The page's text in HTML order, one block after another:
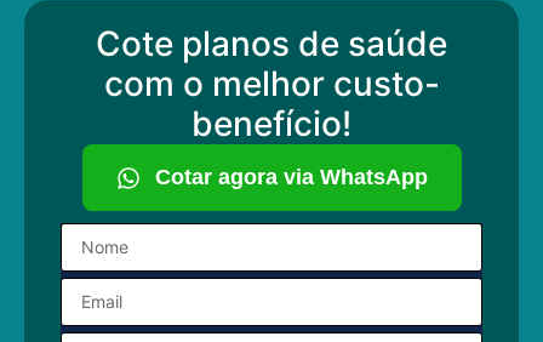
Cote planos de saúde
com o melhor custo-
benefício!
Cotar agora via WhatsApp